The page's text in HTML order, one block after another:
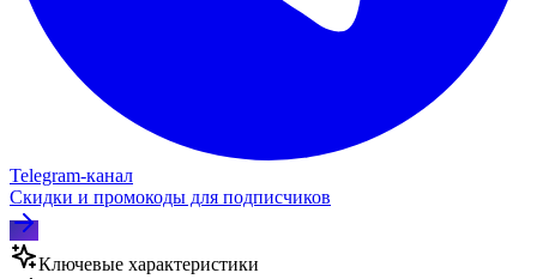
Telegram‑канал
Скидки и промокоды для подписчиков
Ключевые характеристики